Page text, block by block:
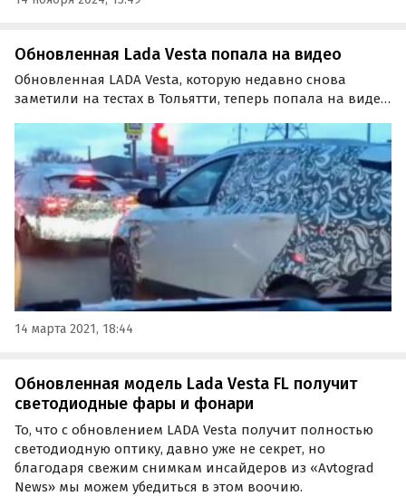
Обновленная Lada Vesta попала на видео
Обновленная LADA Vesta, которую недавно снова
заметили на тестах в Тольятти, теперь попала на видео.
очевидцы, встретившие в потоке сразу два прототипа
Vesta FL в кузове универсал.
14 марта 2021, 18:44
Обновленная модель Lada Vesta FL получит
светодиодные фары и фонари
То, что с обновлением LADA Vesta получит полностью
светодиодную оптику, давно уже не секрет, но
благодаря свежим снимкам инсайдеров из «Avtograd
News» мы можем убедиться в этом воочию.